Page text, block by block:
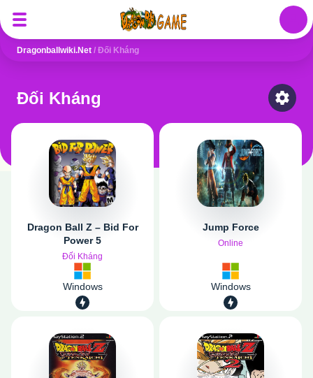
Dragonballwiki.net / Đối Kháng
Đối Kháng
Select
Dragon Ball Z – Bid For
Power 5
Đối Kháng
Windows
Jump Force
Online
Windows